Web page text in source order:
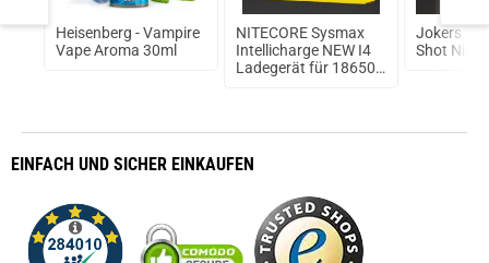
Heisenberg - Vampire
Vape Aroma 30ml
NITECORE Sysmax
Intellicharge NEW I4
Ladegerät für 18650
Jokers
Shot
EINFACH UND SICHER EINKAUFEN